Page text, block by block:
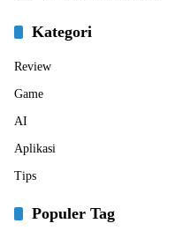
Kategori
Review
Game
AI
Aplikasi
Tips
Populer Tag